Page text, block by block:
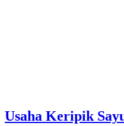
Usaha Keripik